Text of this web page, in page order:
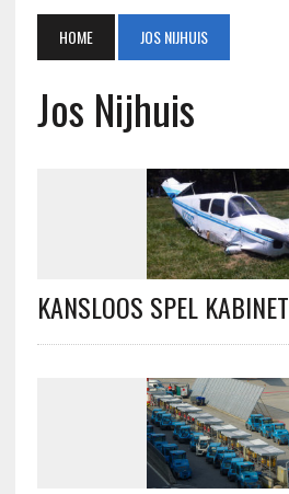
HOME JOS NIJHUIS
Jos Nijhuis
KANSLOOS SPEL KABINET